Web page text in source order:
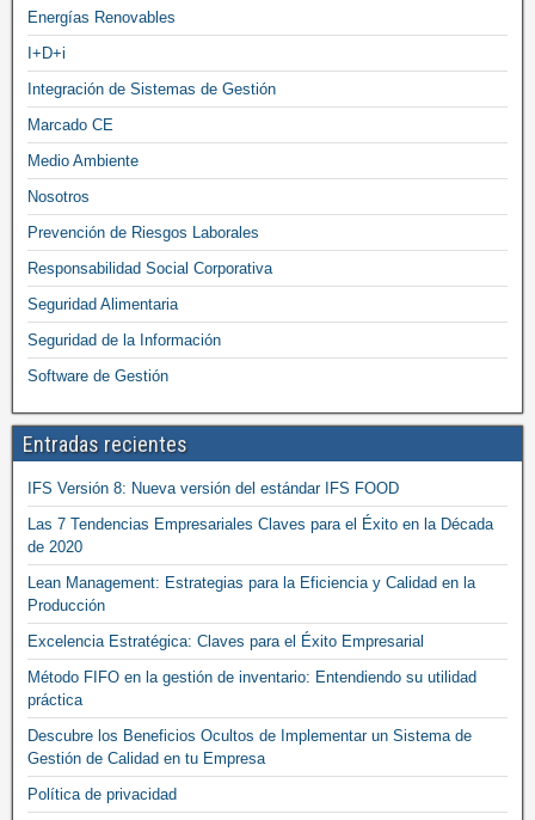
Energías Renovables
I+D+i
Integración de Sistemas de Gestión
Marcado CE
Medio Ambiente
Nosotros
Prevención de Riesgos Laborales
Responsabilidad Social Corporativa
Seguridad Alimentaria
Seguridad de la Información
Software de Gestión
Entradas recientes
IFS Versión 8: Nueva versión del estándar IFS FOOD
Las 7 Tendencias Empresariales Claves para el Éxito en la Década
de 2020
Lean Management: Estrategias para la Eficiencia y Calidad en la
Producción
Excelencia Estratégica: Claves para el Éxito Empresarial
Método FIFO en la gestión de inventario: Entendiendo su utilidad
práctica
Descubre los Beneficios Ocultos de Implementar un Sistema de
Gestión de Calidad en tu Empresa
Política de privacidad